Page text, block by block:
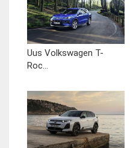
Uus Volkswagen T-
Roc...